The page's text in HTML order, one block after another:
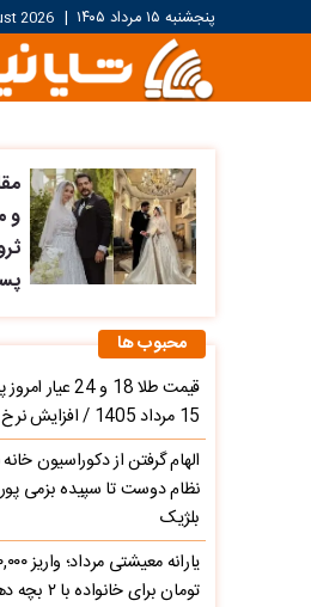
پنجشنبه ۱۵ مرداد ۱۴۰۵ |
2026
و
محبوب ها
قیمت طلا 18 و 24
15 مرداد 1405 / افزایش نرخ ها
الهام گرفتن از دکوراسیون
نظام دوست تا سپیده بزمی
بلژیک
یارانه معیشتی
تومان برای خانواده با ۲ بچه دهک ۹